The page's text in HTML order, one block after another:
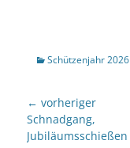
Kategorien
Schützenjahr 2026
← vorheriger
Vorheriger
Beitrag:
Schnadgang,